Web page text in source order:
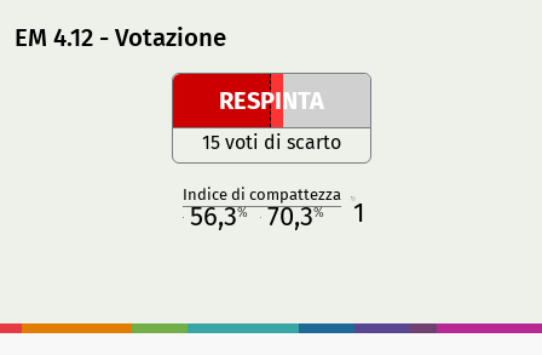
EM 4.12 - Votazione
RESPINTA
15 voti di scarto
Indice di compattezza
56,3% 70,3% 1